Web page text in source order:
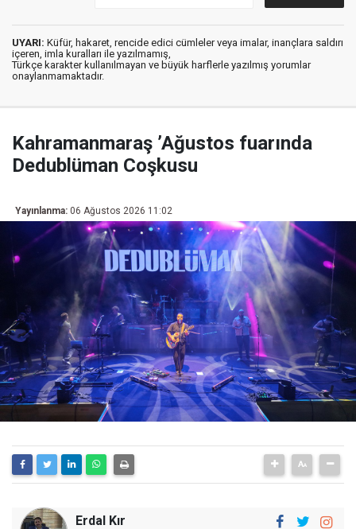
UYARI: Küfür, hakaret, rencide edici cümleler veya imalar, inançlara saldırı
içeren, imla kuralları ile yazılmamış,
Türkçe karakter kullanılmayan ve büyük harflerle yazılmış yorumlar
onaylanmamaktadır.
Kahramanmaraş ’Ağustos fuarında
Dedublüman Coşkusu
Yayınlanma: 06 Ağustos 2026 11:02
Erdal Kır